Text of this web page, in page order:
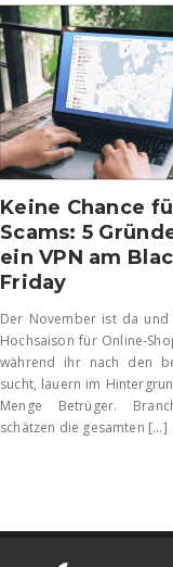
Keine Chance
Scams: 5
ein VPN am
Friday
Der November ist da
Hochsaison für Online-
während ihr nach den
sucht, lauern im
Menge Betrüger.
schätzen die gesamten [...]